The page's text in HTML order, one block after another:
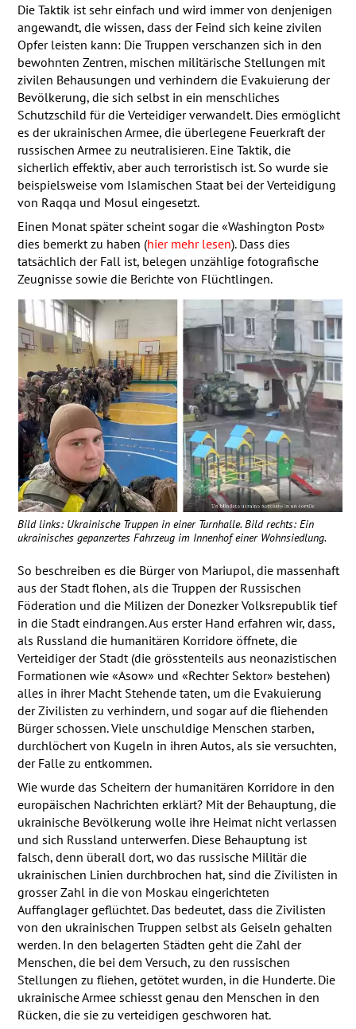
Die Taktik ist sehr einfach und wird immer von denjenigen
angewandt, die wissen, dass der Feind sich keine zivilen
Opfer leisten kann: Die Truppen verschanzen sich in den
bewohnten Zentren, mischen militärische Stellungen mit
zivilen Behausungen und verhindern die Evakuierung der
Bevölkerung, die sich selbst in ein menschliches
Schutzschild für die Verteidiger verwandelt. Dies ermöglicht
es der ukrainischen Armee, die überlegene Feuerkraft der
russischen Armee zu neutralisieren. Eine Taktik, die
sicherlich effektiv, aber auch terroristisch ist. So wurde sie
beispielsweise vom Islamischen Staat bei der Verteidigung
von Raqqa und Mosul eingesetzt.
Einen Monat später scheint sogar die «Washington Post»
dies bemerkt zu haben (hier mehr lesen). Dass dies
tatsächlich der Fall ist, belegen unzählige fotografische
Zeugnisse sowie die Berichte von Flüchtlingen.
Bild links: Ukrainische Truppen in einer Turnhalle. Bild rechts: Ein
ukrainisches gepanzertes Fahrzeug im Innenhof einer Wohnsiedlung.
So beschreiben es die Bürger von Mariupol, die massenhaft
aus der Stadt flohen, als die Truppen der Russischen
Föderation und die Milizen der Donezker Volksrepublik tief
in die Stadt eindrangen. Aus erster Hand erfahren wir, dass,
als Russland die humanitären Korridore öffnete, die
Verteidiger der Stadt (die grösstenteils aus neonazistischen
Formationen wie «Asow» und «Rechter Sektor» bestehen)
alles in ihrer Macht Stehende taten, um die Evakuierung
der Zivilisten zu verhindern, und sogar auf die fliehenden
Bürger schossen. Viele unschuldige Menschen starben,
durchlöchert von Kugeln in ihren Autos, als sie versuchten,
der Falle zu entkommen.
Wie wurde das Scheitern der humanitären Korridore in den
europäischen Nachrichten erklärt? Mit der Behauptung, die
ukrainische Bevölkerung wolle ihre Heimat nicht verlassen
und sich Russland unterwerfen. Diese Behauptung ist
falsch, denn überall dort, wo das russische Militär die
ukrainischen Linien durchbrochen hat, sind die Zivilisten in
grosser Zahl in die von Moskau eingerichteten
Auffanglager geflüchtet. Das bedeutet, dass die Zivilisten
von den ukrainischen Truppen selbst als Geiseln gehalten
werden. In den belagerten Städten geht die Zahl der
Menschen, die bei dem Versuch, zu den russischen
Stellungen zu fliehen, getötet wurden, in die Hunderte. Die
ukrainische Armee schiesst genau den Menschen in den
Rücken, die sie zu verteidigen geschworen hat.